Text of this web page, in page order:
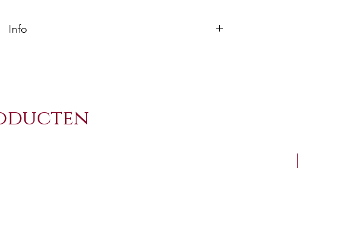
Info
mil-spec-from the aluminum upper to the